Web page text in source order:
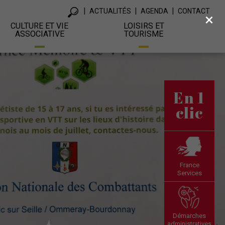
ACTUALITÉS AGENDA CONTACT
CULTURE ET VIE
ASSOCIATIVE
LOISIRS ET
TOURISME
En 1
clic
France
Services
Démarches
×